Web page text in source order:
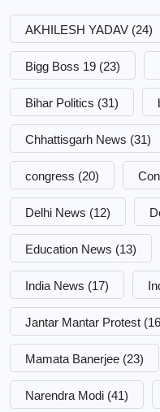
AKHILESH YADAV (24)
Bigg Boss 19 (23)
Bihar Politics (31)
Chhattisgarh News (31)
congress (20)
Delhi News (12)
Education News (13)
India News (17)
Jantar Mantar Protest
Mamata Banerjee (23)
Narendra Modi (41)